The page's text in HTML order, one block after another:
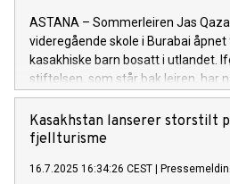
meter høye, og bladene kan ha en
centimeter. Festivalen byr på et
konkurranser i Qazaq Kuresi
(sterkmannskonkurranse),
(tradisjonell kastlek) og
og en nasjonal matmesse. Kvelden
ASTANA – Sommerleiren Jas
videregående skole i Burabai
kasakhiske barn bosatt i utlandet.
stiftelsen, som står bak leiren, har
USA, Tyrkia, Polen, De forente
Mongolia, Usbekistan, Kirgisistan
samling. Leiren varer til 20. juli, og
leker. Barna lærer blant annet å
Kasakhstan lanserer storstilt
fjellturisme
16.7.2025 16:34:26 CEST